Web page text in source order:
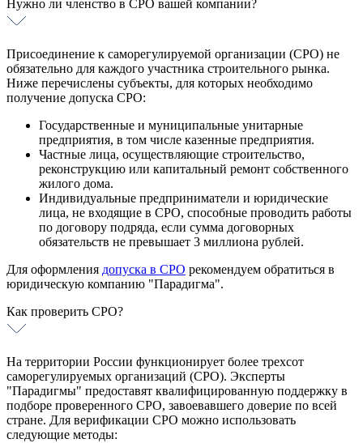
Сертификат ISO 22000
Сертификат ISO 45001
Сертификат ISO 13485
Интегрированная система менеджмента
Нужно ли членство в СРО вашей компании?
Присоединение к саморегулируемой организации (СРО) не
обязательно для каждого участника строительного рынка.
Ниже перечислены субъекты, для которых необходимо
получение допуска СРО:
Государственные и муниципальные унитарные
предприятия, в том числе казенные предприятия.
Частные лица, осуществляющие строительство,
реконструкцию или капитальный ремонт собственного
жилого дома.
Индивидуальные предприниматели и юридические
лица, не входящие в СРО, способные проводить работы
по договору подряда, если сумма договорных
обязательств не превышает 3 миллиона рублей.
Для оформления допуска в СРО рекомендуем обратиться в
юридическую компанию "Парадигма".
Как проверить СРО?
На территории России функционирует более трехсот
саморегулируемых организаций (СРО). Эксперты
"Парадигмы" предоставят квалифицированную поддержку в
подборе проверенного СРО, завоевавшего доверие по всей
стране. Для верификации СРО можно использовать
следующие методы: